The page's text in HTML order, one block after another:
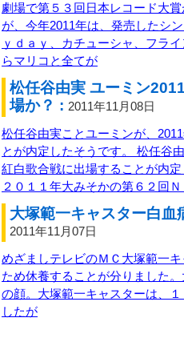
劇場で第５３回日本レコード大
が、今年2011年は、発売したシ
ｙｄａｙ、カチューシャ、フラ
らマリコと全てが
松任谷由実 ユーミン
場か？ : 2011年11月08日
松任谷由実ことユーミンが、
とが内定したそうです。 松任谷
紅白歌合戦に出場することが内
２０１１年大みそかの第６２回
大塚範一キャスター白血
2011年11月07日
めざましテレビのＭＣ大塚範一
ため休養することが分りました
の顔。大塚範一キャスターは、
したが